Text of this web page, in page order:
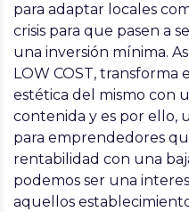
para adaptar locales
crisis para que pasen a
una inversión mínima.
LOW COST, transforma
estética del mismo con
contenida y es por ello,
para emprendedores
rentabilidad con una
podemos ser una
aquellos